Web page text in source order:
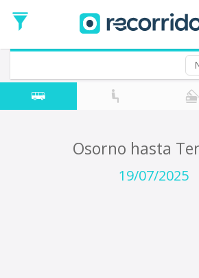
de
Ida
Vuelta (opcional)
Fecha
de
Osorno hasta
19/07/2025